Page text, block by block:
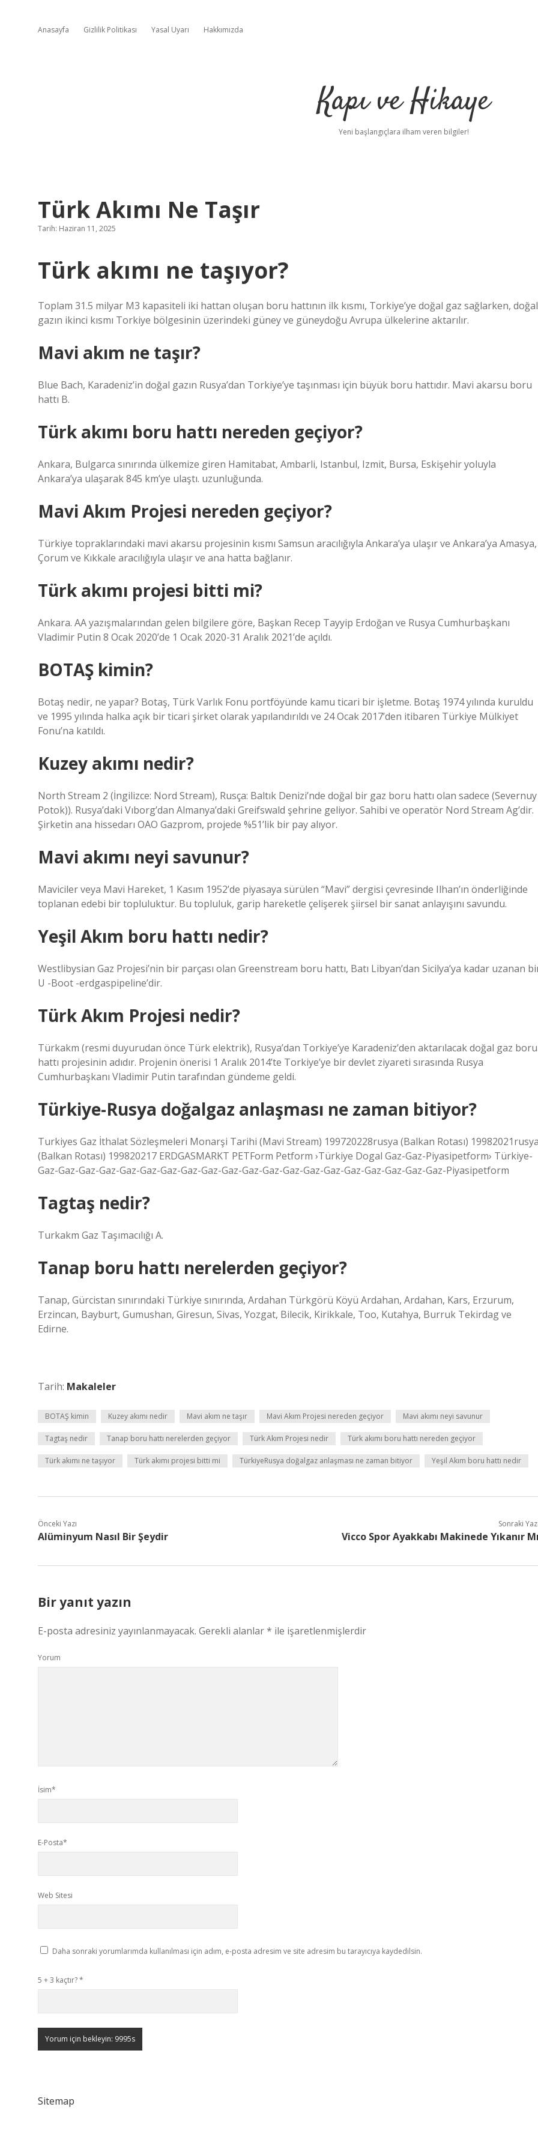
Anasayfa Gizlilik Politikası Yasal Uyarı Hakkımızda
Kapı ve Hikaye
Yeni başlangıçlara ilham veren bilgiler!
Türk Akımı Ne Taşır
Tarih: Haziran 11, 2025
Türk akımı ne taşıyor?
Toplam 31.5 milyar M3 kapasiteli iki hattan oluşan boru hattının ilk kısmı, Torkiye’ye doğal gaz sağlarken, doğal
gazın ikinci kısmı Torkiye bölgesinin üzerindeki güney ve güneydoğu Avrupa ülkelerine aktarılır.
Mavi akım ne taşır?
Blue Bach, Karadeniz’in doğal gazın Rusya’dan Torkiye’ye taşınması için büyük boru hattıdır. Mavi akarsu boru
hattı B.
Türk akımı boru hattı nereden geçiyor?
Ankara, Bulgarca sınırında ülkemize giren Hamitabat, Ambarli, Istanbul, Izmit, Bursa, Eskişehir yoluyla
Ankara’ya ulaşarak 845 km’ye ulaştı. uzunluğunda.
Mavi Akım Projesi nereden geçiyor?
Türkiye topraklarındaki mavi akarsu projesinin kısmı Samsun aracılığıyla Ankara’ya ulaşır ve Ankara’ya Amasya,
Çorum ve Kıkkale aracılığıyla ulaşır ve ana hatta bağlanır.
Türk akımı projesi bitti mi?
Ankara. AA yazışmalarından gelen bilgilere göre, Başkan Recep Tayyip Erdoğan ve Rusya Cumhurbaşkanı
Vladimir Putin 8 Ocak 2020’de 1 Ocak 2020-31 Aralık 2021’de açıldı.
BOTAŞ kimin?
Botaş nedir, ne yapar? Botaş, Türk Varlık Fonu portföyünde kamu ticari bir işletme. Botaş 1974 yılında kuruldu
ve 1995 yılında halka açık bir ticari şirket olarak yapılandırıldı ve 24 Ocak 2017’den itibaren Türkiye Mülkiyet
Fonu’na katıldı.
Kuzey akımı nedir?
North Stream 2 (İngilizce: Nord Stream), Rusça: Baltık Denizi’nde doğal bir gaz boru hattı olan sadece (Severnuy
Potok)). Rusya’daki Vıborg’dan Almanya’daki Greifswald şehrine geliyor. Sahibi ve operatör Nord Stream Ag’dir.
Şirketin ana hissedarı OAO Gazprom, projede %51’lik bir pay alıyor.
Mavi akımı neyi savunur?
Maviciler veya Mavi Hareket, 1 Kasım 1952’de piyasaya sürülen “Mavi” dergisi çevresinde Ilhan’ın önderliğinde
toplanan edebi bir topluluktur. Bu topluluk, garip hareketle çelişerek şiirsel bir sanat anlayışını savundu.
Yeşil Akım boru hattı nedir?
Westlibysian Gaz Projesi’nin bir parçası olan Greenstream boru hattı, Batı Libyan’dan Sicilya’ya kadar uzanan
U -Boot -erdgaspipeline’dir.
Türk Akım Projesi nedir?
Türkakm (resmi duyurudan önce Türk elektrik), Rusya’dan Torkiye’ye Karadeniz’den aktarılacak doğal gaz boru
hattı projesinin adıdır. Projenin önerisi 1 Aralık 2014’te Torkiye’ye bir devlet ziyareti sırasında Rusya
Cumhurbaşkanı Vladimir Putin tarafından gündeme geldi.
Türkiye-Rusya doğalgaz anlaşması ne zaman bitiyor?
Turkiyes Gaz İthalat Sözleşmeleri Monarşi Tarihi (Mavi Stream) 199720228rusya (Balkan Rotası)
(Balkan Rotası) 199820217 ERDGASMARKT PETForm Petform ›Türkiye Dogal Gaz-Gaz-Piyasipetform› Türkiye-
Gaz-Gaz-Gaz-Gaz-Gaz-Gaz-Gaz-Gaz-Gaz-Gaz-Gaz-Gaz-Gaz-Gaz-Gaz-Gaz-Gaz-Gaz-Gaz-Gaz-Piyasipetform
Tagtaş nedir?
Turkakm Gaz Taşımacılığı A.
Tanap boru hattı nerelerden geçiyor?
Tanap, Gürcistan sınırındaki Türkiye sınırında, Ardahan Türkgörü Köyü Ardahan, Ardahan, Kars, Erzurum,
Erzincan, Bayburt, Gumushan, Giresun, Sivas, Yozgat, Bilecik, Kirikkale, Too, Kutahya, Burruk Tekirdag ve
Edirne.
Tarih: Makaleler
BOTAŞ kimin Kuzey akımı nedir Mavi akım ne taşır Mavi Akım Projesi nereden geçiyor Mavi akımı neyi savunur
Tagtaş nedir Tanap boru hattı nerelerden geçiyor Türk Akım Projesi nedir Türk akımı boru hattı nereden geçiyor
Türk akımı ne taşıyor Türk akımı projesi bitti mi TürkiyeRusya doğalgaz anlaşması ne zaman bitiyor Yeşil Akım boru hattı nedir
Önceki Yazı
Alüminyum Nasıl Bir Şeydir
Sonraki
Vicco Spor Ayakkabı Makinede Yıkanır
Bir yanıt yazın
E-posta adresiniz yayınlanmayacak. Gerekli alanlar* ile işaretlenmişlerdir
Yorum
İsim*
E-Posta*
Web Sitesi
Daha sonraki yorumlarımda kullanılması için adım, e-posta adresim ve site adresim bu tarayıcıya kaydedilsin.
5 + 3 kaçtır?*
Sitemap